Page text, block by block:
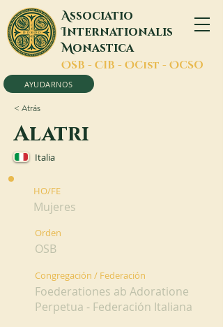
Associatio
Internationalis
Monastica
OSB - CIB - OCist - OCSO
AYUDARNOS
< Atrás
Alatri
Italia
HO/FE
Mujeres
Orden
OSB
Congregación / Federación
Foederationes ab Adoratione
Perpetua - Federación Italiana